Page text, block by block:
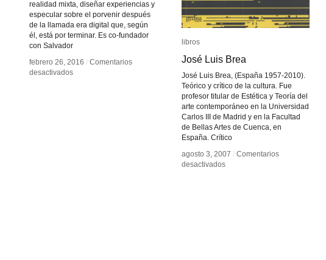
libros
José Luis Brea
José Luis Brea, (España 1957-2010).
Teórico y crítico de la cultura. Fue
profesor titular de Estética y Teoría del
arte contemporáneo en la Universidad
Carlos III de Madrid y en la Facultad
de Bellas Artes de Cuenca, en
España. Crítico
agosto 3, 2007 / Comentarios
desactivadosen
libros
José Luis Brea
agosto 3, 2007 / Comentarios
desactivadosen
realidad mixta, diseñar experiencias y
especular sobre el porvenir después
de la llamada era digital que, según
él, está por terminar. Es co-fundador
con Salvador
febrero 26, 2016 / Comentarios
desactivadosen
febrero 26, 2016 / Comentarios
desactivadosen